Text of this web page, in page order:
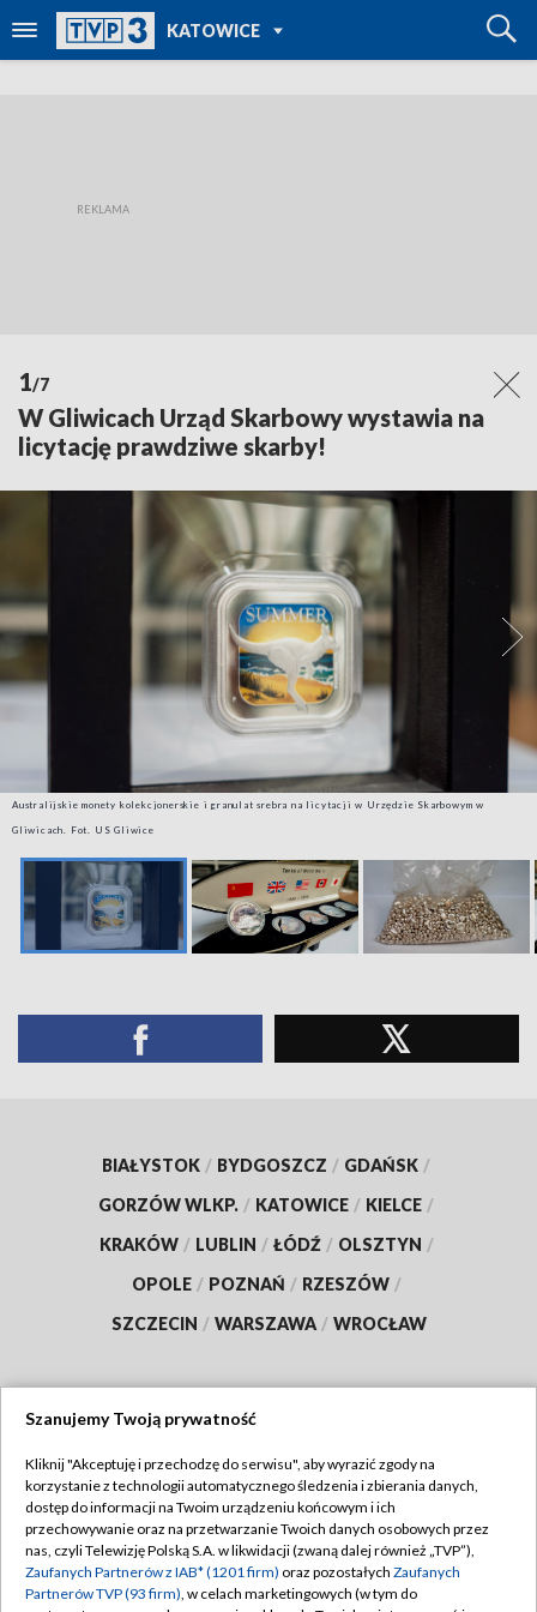
KATOWICE
TVP REGIONY
1/7
W Gliwicach Urząd Skarbowy wystawia na
licytację prawdziwe skarby!
Australijskie monety kolekcjonerskie i granulat srebra na licytacji w Urzędzie Skarbowym w
Gliwicach. Fot. US Gliwice
BIAŁYSTOK / BYDGOSZCZ / GDAŃSK /
GORZÓW WLKP. / KATOWICE / KIELCE /
KRAKÓW / LUBLIN / ŁÓDŹ / OLSZTYN /
OPOLE / POZNAŃ / RZESZÓW /
SZCZECIN / WARSZAWA / WROCŁAW
TVP
Abonament TVP
Emisja w TVP
Centrum informacji TVP
Regulamin TVP
Polityka prywatności
Szanujemy Twoją prywatność
Kliknij "Akceptuję i przechodzę do serwisu", aby wyrazić zgody na
korzystanie z technologii automatycznego śledzenia i zbierania danych,
dostęp do informacji na Twoim urządzeniu końcowym i ich
przechowywanie oraz na przetwarzanie Twoich danych osobowych przez
nas, czyli Telewizję Polską S.A. w likwidacji (zwaną dalej również „TVP”),
Zaufanych Partnerów z IAB* (1201 firm) oraz pozostałych Zaufanych
Partnerów TVP (93 firm), w celach marketingowych (w tym do